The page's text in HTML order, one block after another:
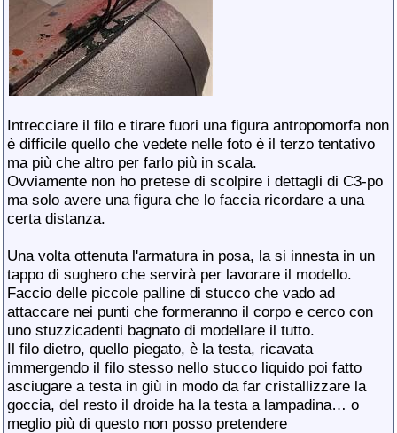
Intrecciare il filo e tirare fuori una figura antropomorfa non
è difficile quello che vedete nelle foto è il terzo tentativo
ma più che altro per farlo più in scala.
Ovviamente non ho pretese di scolpire i dettagli di C3-po
ma solo avere una figura che lo faccia ricordare a una
certa distanza.
Una volta ottenuta l'armatura in posa, la si innesta in un
tappo di sughero che servirà per lavorare il modello.
Faccio delle piccole palline di stucco che vado ad
attaccare nei punti che formeranno il corpo e cerco con
uno stuzzicadenti bagnato di modellare il tutto.
Il filo dietro, quello piegato, è la testa, ricavata
immergendo il filo stesso nello stucco liquido poi fatto
asciugare a testa in giù in modo da far cristallizzare la
goccia, del resto il droide ha la testa a lampadina… o
meglio più di questo non posso pretendere